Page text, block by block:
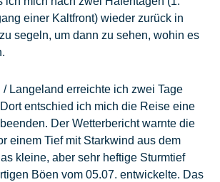
einer Kaltfront) wieder zurück in
segeln, um dann zu sehen, wohin es
Langeland erreichte ich zwei Tage
entschied ich mich die Reise eine
Der Wetterbericht warnte die
einem Tief mit Starkwind aus dem
kleine, aber sehr heftige Sturmtief
Böen vom 05.07. entwickelte. Das